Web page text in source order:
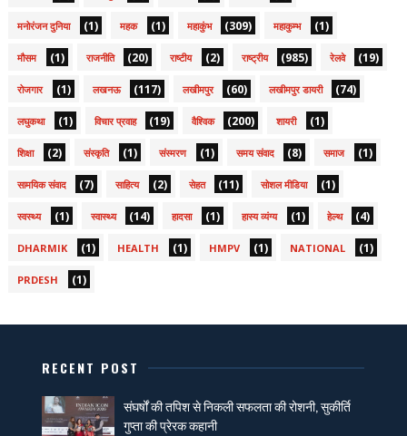
मनोरंजन दुनिया (1) महक (1) महाकुंभ (309) महाकुम्भ (1)
मौसम (1) राजनीति (20) राष्टीय (2) राष्ट्रीय (985) रेलवे (19)
रोजगार (1) लखनऊ (117) लखीमपुर (60) लखीमपुर डायरी (74)
लघुकथा (1) विचार प्रवाह (19) वैश्विक (200) शायरी (1)
शिक्षा (2) संस्कृति (1) संस्मरण (1) समय संवाद (8) समाज (1)
सामयिक संवाद (7) साहित्य (2) सेहत (11) सोशल मीडिया (1)
स्वस्थ्य (1) स्वास्थ्य (14) हादसा (1) हास्य व्यंग्य (1) हेल्थ (4)
DHARMIK (1) HEALTH (1) HMPV (1) NATIONAL (1)
PRDESH (1)
RECENT POST
संघर्षों की तपिश से निकली सफलता की रोशनी, सुकीर्ति
गुप्ता की प्रेरक कहानी